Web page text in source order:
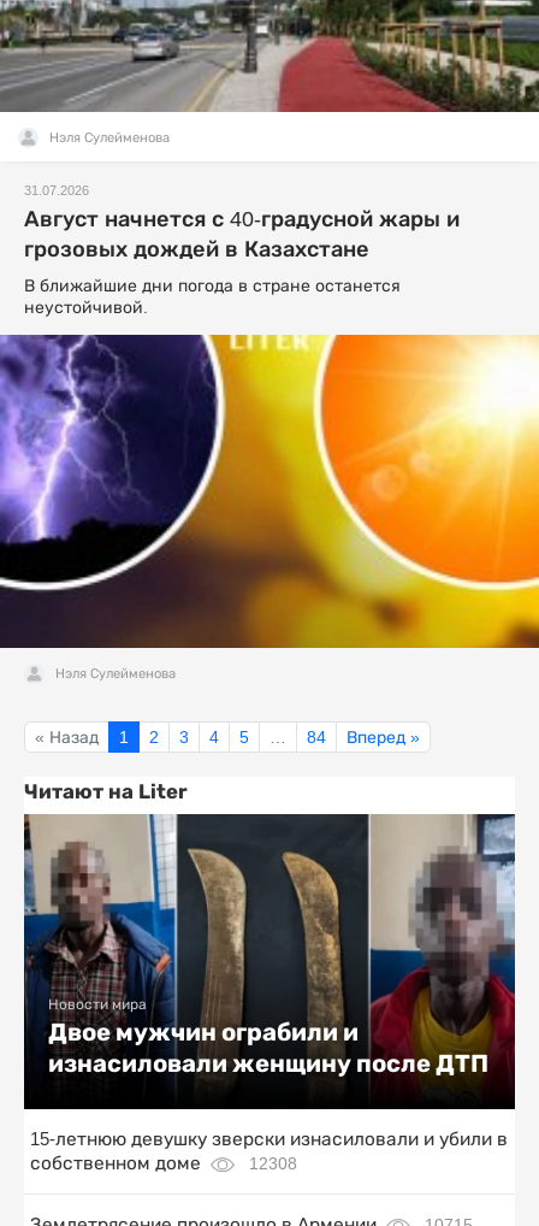
Нэля Сулейменова
31.07.2026
Август начнется с 40-градусной жары и
грозовых дождей в Казахстане
В ближайшие дни погода в стране останется
неустойчивой.
Нэля Сулейменова
« Назад 1 2 3 4 5 84 Вперед »
Читают на Liter
Новости мира
Двое мужчин ограбили и
изнасиловали женщину после ДТП
15-летнюю девушку зверски изнасиловали и убили в
собственном доме
12308